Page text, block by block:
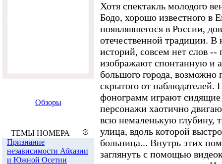
Обзоры
ТЕМЫ НОМЕРА
Признание
независимости Абхазии
и Южной Осетии
Хотя спектакль молодого
Бодо, хорошо известного в
появлявшегося в России,
отечественной традиции.
историй, совсем нет слов --
изображают спонтанную и
большого города,
скрытого от
фонограмм играют
персонажи хаотично
всю немаленькую глубину,
улица, вдоль которой
больница... Внутрь этих
заглянуть с помощью